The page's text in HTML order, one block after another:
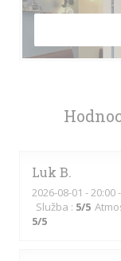
Luk B
2026-08-01 - 20:00
Služba : 5/5
5/5